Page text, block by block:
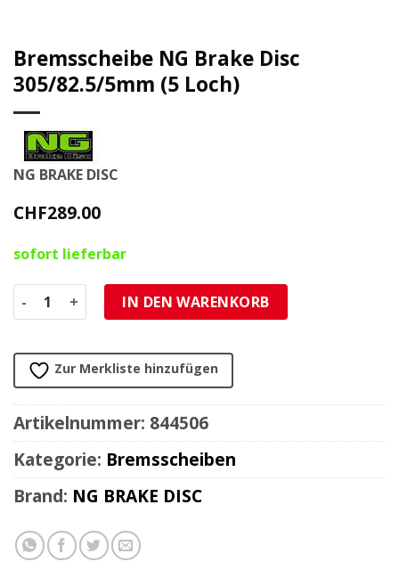
Bremsscheibe NG Brake Disc
305/82.5/5mm (5 Loch)
NG BRAKE DISC
CHF289.00
sofort lieferbar
Bremsscheibe NG Brake Disc 305/82.5/5mm (5 Loch) Menge
IN DEN WARENKORB
Zur Merkliste hinzufügen
Artikelnummer: 844506
Kategorie: Bremsscheiben
Brand: NG BRAKE DISC